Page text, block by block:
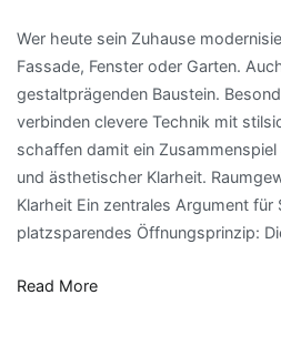
Wer heute sein Zuhause
Fassade, Fenster oder Garten.
gestaltprägenden Baustein.
verbinden clevere Technik mit
schaffen damit ein
und ästhetischer Klarheit.
Klarheit Ein zentrales Argument
platzsparendes Öffnungsprinzip:
Read More